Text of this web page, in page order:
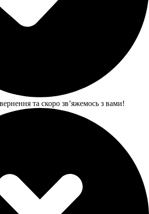
та скоро звʼяжемось з вами!